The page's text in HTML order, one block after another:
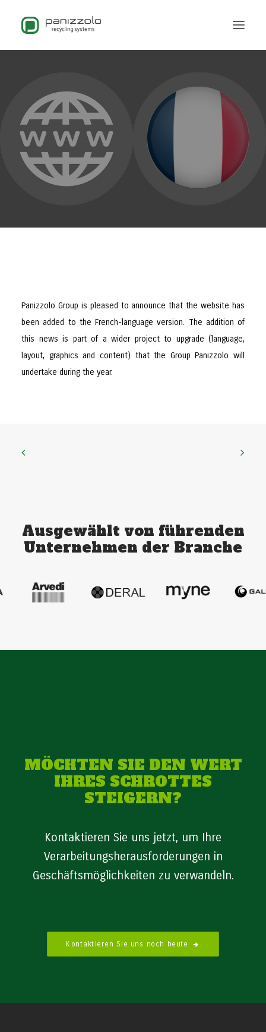
Panizzolo Group is pleased to announce that the website has
been added to the French-language version. The addition of
this news is part of a wider project to upgrade (language,
layout, graphics and content) that the Group Panizzolo will
undertake during the year.
Ausgewählt von führenden
Unternehmen der Branche
MÖCHTEN SIE DEN WERT
IHRES SCHROTTES
STEIGERN?
Kontaktieren Sie uns jetzt, um Ihre
Verarbeitungsherausforderungen in
Geschäftsmöglichkeiten zu verwandeln.
Kontaktieren Sie uns noch heute